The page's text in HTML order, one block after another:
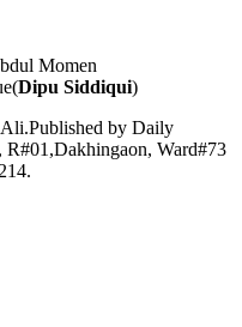
Momen
Dipu Siddiqui)
by Daily
R#01,Dakhingaon, Ward#73